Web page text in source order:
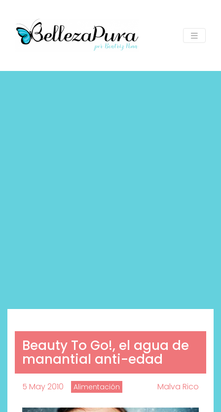
Beauty To Go!, el agua de
manantial anti-edad
5 May 2010 Alimentación Malva Rico